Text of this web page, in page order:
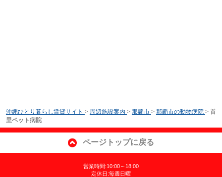
沖縄ひとり暮らし賃貸サイト > 周辺施設案内 > 那覇市 > 那覇市の動物病院 > 首
里ペット病院
ページトップに戻る
営業時間:10:00～18:00
定休日:毎週日曜